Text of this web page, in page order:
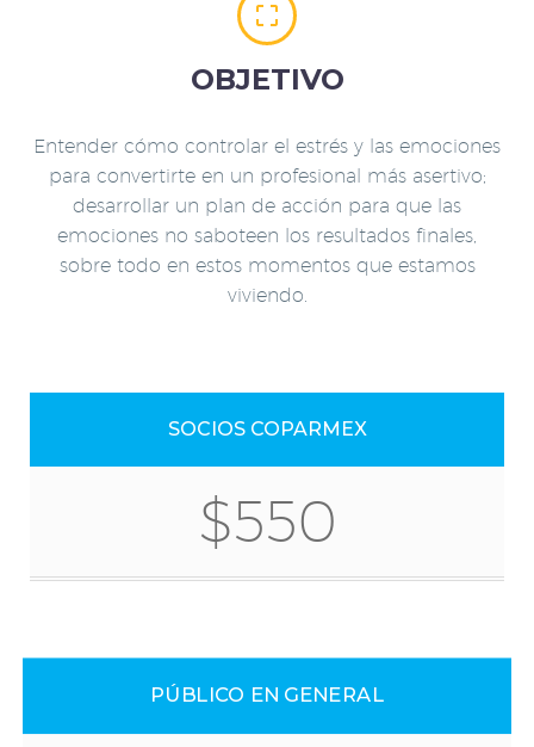


OBJETIVO
Entender cómo controlar el estrés y las emociones
para convertirte en un profesional más asertivo;
desarrollar un plan de acción para que las
emociones no saboteen los resultados finales,
sobre todo en estos momentos que estamos
viviendo.
SOCIOS COPARMEX
$550
PÚBLICO EN GENERAL